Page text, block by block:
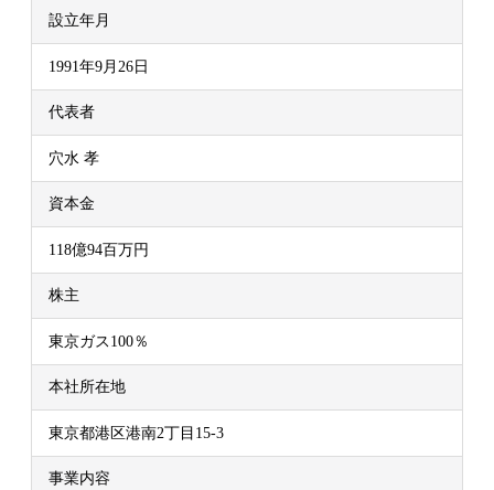
設立年月
1991年9月26日
代表者
穴水 孝
資本金
118億94百万円
株主
東京ガス100％
本社所在地
東京都港区港南2丁目15‐3
事業内容